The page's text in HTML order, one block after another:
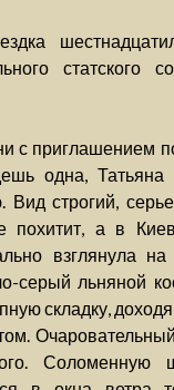
статского
с приглашением
одна,
Вид строгий,
а в
взглянула
серый льняной
складку,